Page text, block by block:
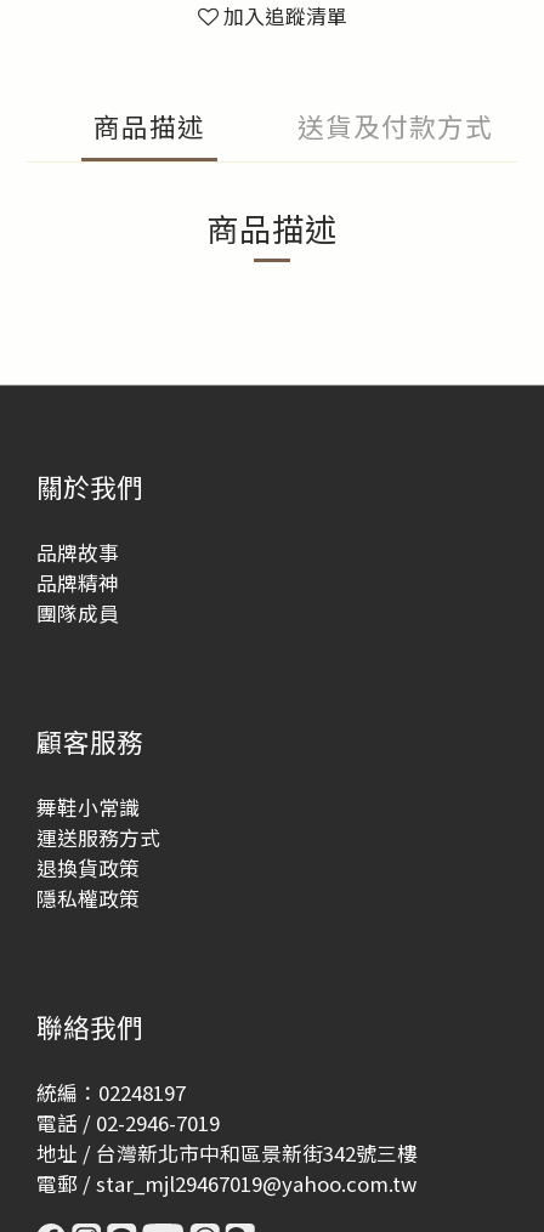
加入追蹤清單
商品描述 送貨及付款方式
商品描述
關於我們
品牌故事
品牌精神
團隊成員
顧客服務
舞鞋小常識
運送服務方式
退換貨政策
隱私權政策
聯絡我們
統編：02248197
電話 / 02-2946-7019
地址 / 台灣新北市中和區景新街342號三樓
電郵 / star_mjl29467019@yahoo.com.tw